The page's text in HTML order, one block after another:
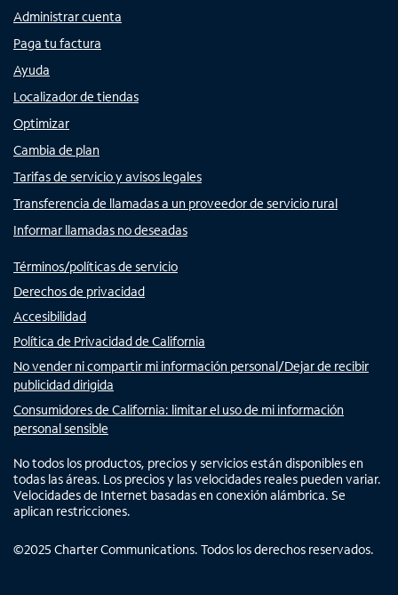
Administrar cuenta
Paga tu factura
Ayuda
Localizador de tiendas
Optimizar
Cambia de plan
Tarifas de servicio y avisos legales
Transferencia de llamadas a un proveedor de servicio rural
Informar llamadas no deseadas
Términos/políticas de servicio
Derechos de privacidad
Accesibilidad
Política de Privacidad de California
No vender ni compartir mi información personal/Dejar de recibir
publicidad dirigida
Consumidores de California: limitar el uso de mi información
personal sensible
No todos los productos, precios y servicios están disponibles en
todas las áreas. Los precios y las velocidades reales pueden variar.
Velocidades de Internet basadas en conexión alámbrica. Se
aplican restricciones.
©2025 Charter Communications. Todos los derechos reservados.